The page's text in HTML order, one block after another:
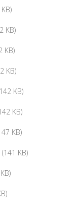
KB)
KB)
KB)
KB)
KB)
KB)
KB)